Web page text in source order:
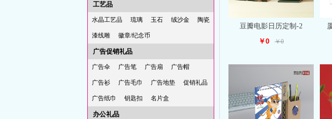
工艺品
水晶工艺品 琉璃 玉石 绒沙金 陶瓷
漆线雕 徽章/纪念币
广告促销礼品
广告伞 广告笔 广告扇 广告帽
广告衫 广告毛巾 广告地垫 促销礼品
广告纸巾 钥匙扣 名片盒
办公礼品
豆瓣电影日历定制-2
￥0 ￥0